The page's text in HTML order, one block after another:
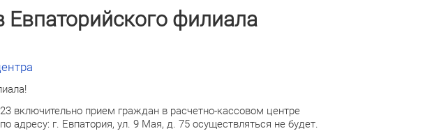
филиала
включительно прием граждан в расчетно-кассовом центре
адресу: г. Евпатория, ул. 9 Мая, д. 75 осуществляться не будет.